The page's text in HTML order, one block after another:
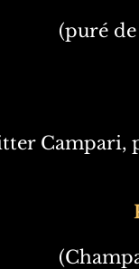
(puré
Campari,